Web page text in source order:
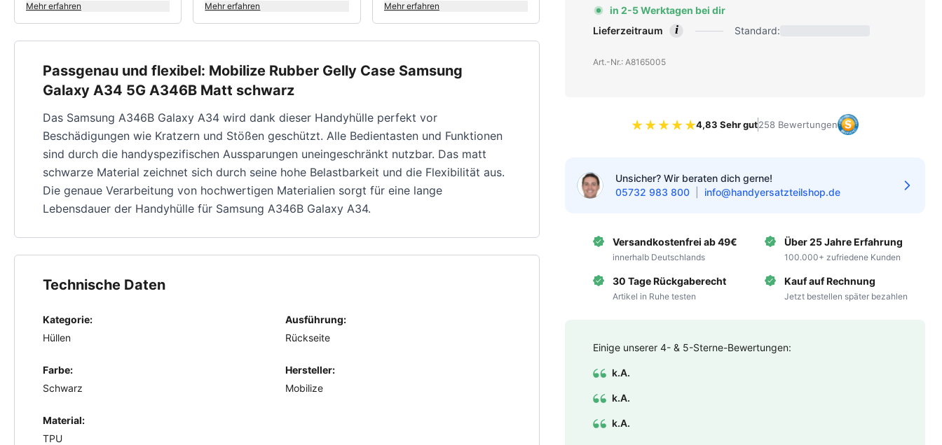
in 2-5 Werktagen bei dir
Lieferzeitraum
i Standard:
Art.-Nr.: A8165005
Bewertung 4.83 von 5 Sternen
4,83 Sehr gut258 Bewertungen
Unsicher? Wir beraten dich gerne!
05732 983 800
info@handyersatzteilshop.de
Versandkostenfrei ab 49€
innerhalb Deutschlands
Über 25 Jahre Erfahrung
100.000+ zufriedene Kunden
30 Tage Rückgaberecht
Artikel in Ruhe testen
Kauf auf Rechnung
Jetzt bestellen später bezahlen
Einige unserer 4- & 5-Sterne-Bewertungen:
k.A.
k.A.
k.A.
Mehr erfahren
Mehr erfahren
Mehr erfahren
Passgenau und flexibel: Mobilize Rubber Gelly Case Samsung
Galaxy A34 5G A346B Matt schwarz
Das Samsung A346B Galaxy A34 wird dank dieser Handyhülle perfekt vor
Beschädigungen wie Kratzern und Stößen geschützt. Alle Bedientasten und Funktionen
sind durch die handyspezifischen Aussparungen uneingeschränkt nutzbar. Das matt
schwarze Material zeichnet sich durch seine hohe Belastbarkeit und die Flexibilität aus.
Die genaue Verarbeitung von hochwertigen Materialien sorgt für eine lange
Lebensdauer der Handyhülle für Samsung A346B Galaxy A34.
Technische Daten
Kategorie:
Hüllen
Ausführung:
Rückseite
Farbe:
Schwarz
Hersteller:
Mobilize
Material:
TPU